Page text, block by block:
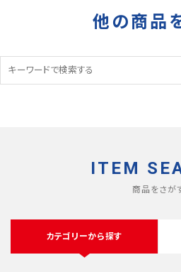
他の商品
ITEM
商品をさが
カテゴリーから探す